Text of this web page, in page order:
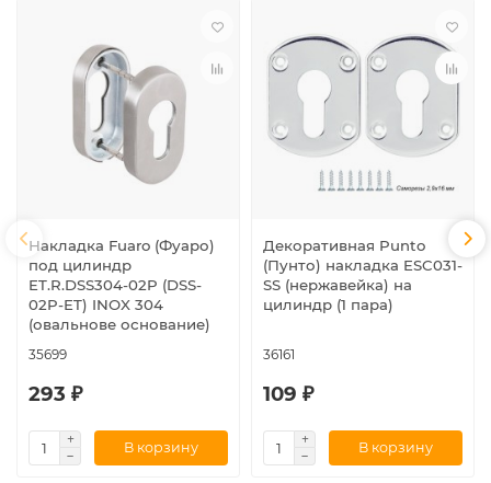
Накладка Fuaro (Фуаро)
под цилиндр
ET.R.DSS304-02P (DSS-
02P-ET) INOX 304
(овальнове основание)
35699
293 ₽
В корзину
Декоративная Punto
(Пунто) накладка ESC031-
SS (нержавейка) на
цилиндр (1 пара)
36161
109 ₽
В корзину